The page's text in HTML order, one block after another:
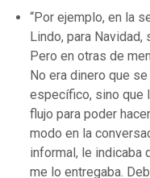
“Por ejemplo, en la
Lindo, para
Pero en otras de
No era dinero que
específico, sino que
flujo para poder
modo en la
informal, le indicaba
me lo entregaba.